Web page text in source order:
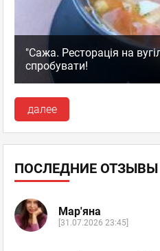
"Сажа. Ресторація на
спробувати!
далее
ПОСЛЕДНИЕ
Мар'яна
[31.07.2026 23:45]